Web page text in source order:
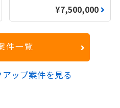
¥7,500,000
件一覧
ップ案件を見る